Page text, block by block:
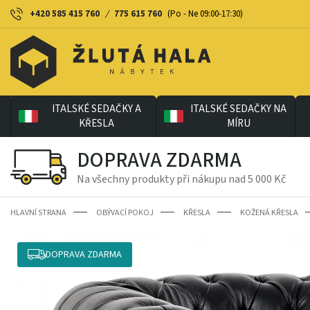
+420 585 415 760 / 775 615 760 (Po - Ne 09:00-17:30)
ITALSKÉ SEDAČKY A
KŘESLA
ITALSKÉ SEDAČKY NA
MÍRU
DOPRAVA ZDARMA
Na všechny produkty při nákupu nad 5 000 Kč
HLAVNÍ STRANA OBÝVACÍ POKOJ KŘESLA KOŽENÁ KŘESLA
DOPRAVA ZDARMA